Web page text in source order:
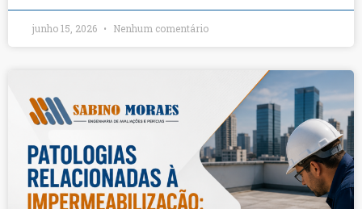
junho 15, 2026 Nenhum comentário